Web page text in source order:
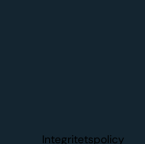
Integritetspolicy